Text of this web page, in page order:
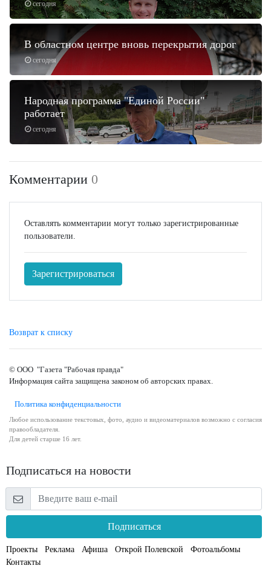
сегодня
сегодня
В областном центре вновь перекрытия дорог
сегодня
Народная программа "Единой России"
работает
Комментарии 0
Оставлять комментарии могут только зарегистрированные
пользователи.
Зарегистрироваться
Возврат к списку
© ООО "Газета "Рабочая правда"
Информация сайта защищена законом об авторских правах.
Политика конфиденциальности
Любое использование текстовых, фото, аудио и видеоматериалов возможно с согласия
правообладателя.
Для детей старше 16 лет.
Подписаться на новости
Подписаться
Проекты Реклама Афиша Открой Полевской
Фотоальбомы
Контакты